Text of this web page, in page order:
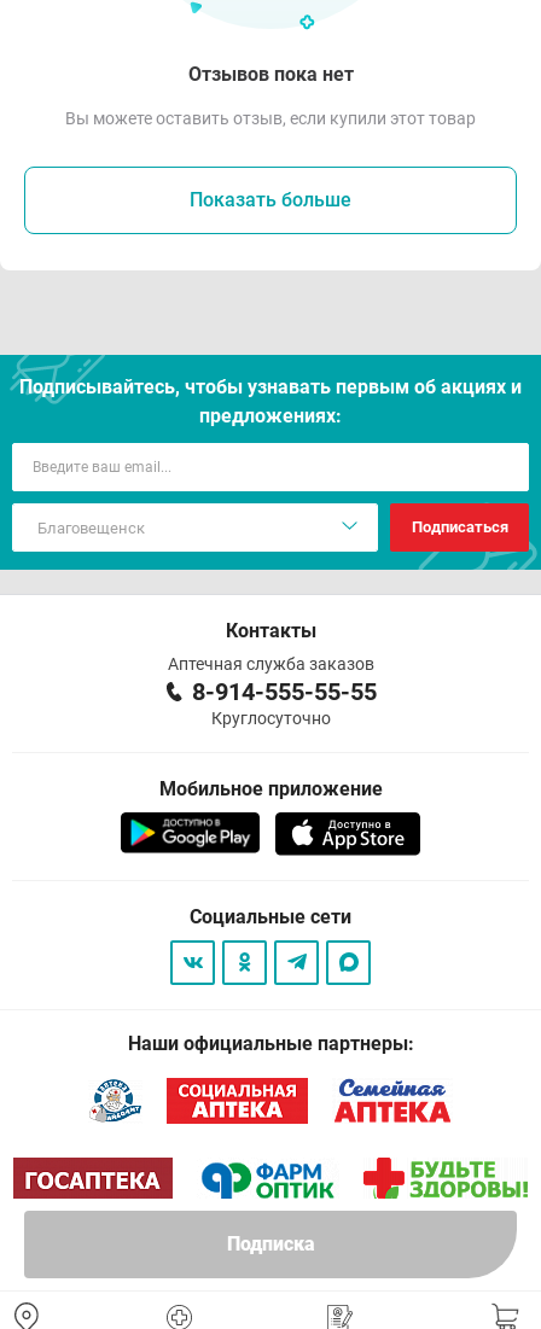
Подписка
Отзывов пока нет
Вы можете оставить отзыв, если купили этот товар
Показать больше
Подписывайтесь, чтобы узнавать первым об акцияx и
предложениях:
Подписаться
Контакты
Аптечная служба заказов
8-914-555-55-55
Круглосуточно
Мобильное приложение
Социальные сети
Наши официальные партнеры: